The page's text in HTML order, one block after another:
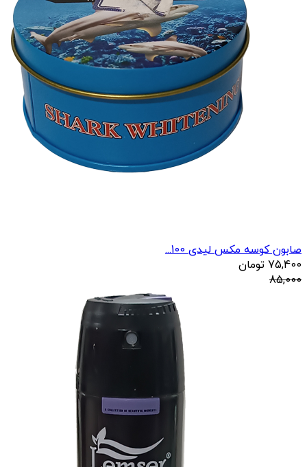
صابون کوسه مکس لیدی 100...
75,400 تومان
85,000